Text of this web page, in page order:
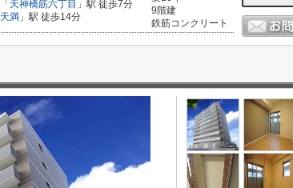
「 天神橋筋六丁目 」駅 徒歩7分
天満 」駅 徒歩14分
9階建
鉄筋コンクリート